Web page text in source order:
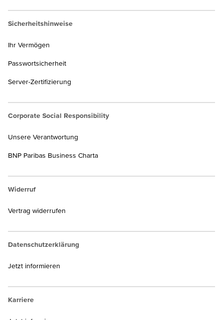
Sicherheitshinweise
Ihr Vermögen
Passwortsicherheit
Server-Zertifizierung
Corporate Social Responsibility
Unsere Verantwortung
BNP Paribas Business Charta
Widerruf
Vertrag widerrufen
Datenschutzerklärung
Jetzt informieren
Karriere